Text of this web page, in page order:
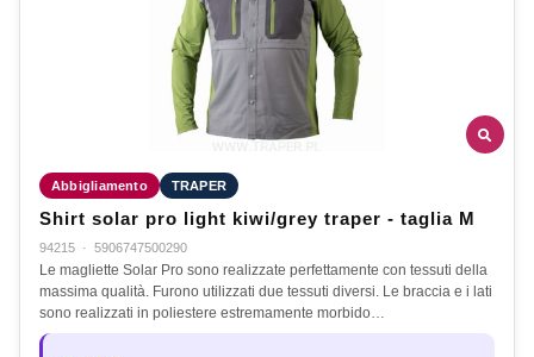
Abbigliamento TRAPER
Shirt solar pro light kiwi/grey traper - taglia M
94215 · 5906747500290
Le magliette Solar Pro sono realizzate perfettamente con tessuti della
massima qualità. Furono utilizzati due tessuti diversi. Le braccia e i lati
sono realizzati in poliestere estremamente morbido…